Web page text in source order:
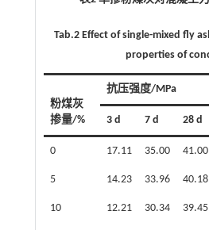
Tab.2 Effect of single-mixed fly
properties of
粉煤灰
掺量/%
抗压强度/MPa
3 d 7 d 28 d
0 17.11 35.00 41.00
5 14.23 33.96 40.18
10 12.21 30.34 39.45